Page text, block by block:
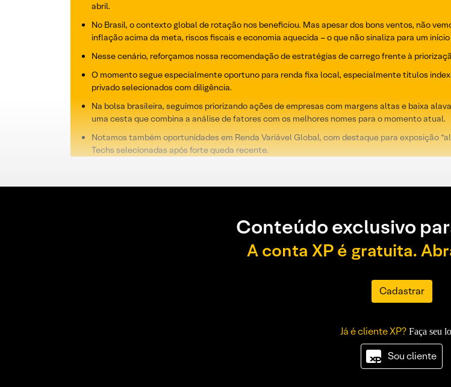
abril.
No Brasil, o contexto global de rotação nos beneficiou. Mas apesar dos bons ventos, não
inflação acima da meta, riscos fiscais e economia aquecida – o que não sinaliza para um
Nesse cenário, reforçamos nossa recomendação de estratégias de carrego frente à
O momento segue especialmente oportuno para renda fixa local, especialmente títulos
privado selecionados com diligência.
Na bolsa brasileira, seguimos priorizando ações de empresas com margens altas e baixa
uma cesta que combina a análise de fatores com os melhores nomes para o momento atual.
Notamos também oportunidades em Renda Variável Global, com destaque para exposição
Techs selecionadas após forte queda recente.
Conteúdo exclusivo
A conta XP é gratuita.
Cadastrar
Já é cliente XP?Faça seu
Sou cliente